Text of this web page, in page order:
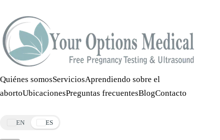
Quiénes somosServiciosAprendiendo sobre el
abortoUbicacionesPreguntas frecuentesBlogContacto
EN ES